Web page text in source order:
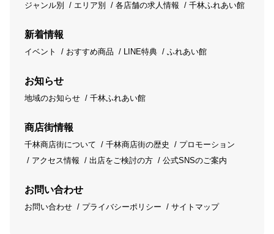
ジャンル別 エリア別 各店舗の求人情報 千林ふれあい館
新着情報
イベント おすすめ商品 LINE特典 ふれあい館
お知らせ
地域のお知らせ 千林ふれあい館
商店街情報
千林商店街について 千林商店街の歴史
プロモーション
アクセス情報
出店をご検討の方 公式SNSのご案内
お問い合わせ
お問い合わせ プライバシーポリシー サイトマップ